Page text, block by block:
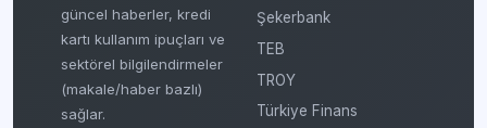
güncel haberler, kredi
kartı kullanım ipuçları ve
sektörel bilgilendirmeler
(makale/haber bazlı)
sağlar.
Şekerbank
TEB
TROY
Türkiye Finans